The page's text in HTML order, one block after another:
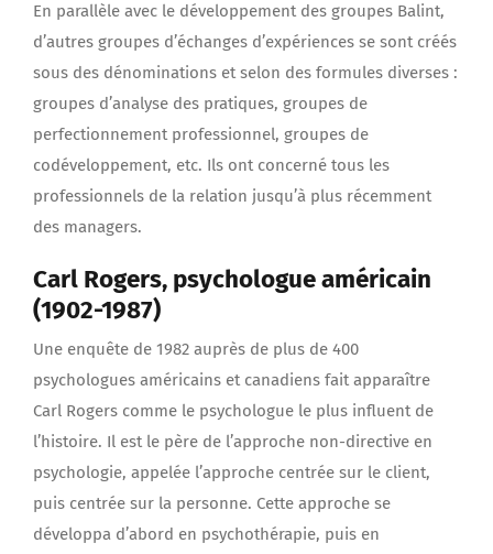
En parallèle avec le développement des groupes Balint,
d’autres groupes d’échanges d’expériences se sont créés
sous des dénominations et selon des formules diverses :
groupes d’analyse des pratiques, groupes de
perfectionnement professionnel, groupes de
codéveloppement, etc. Ils ont concerné tous les
professionnels de la relation jusqu’à plus récemment
des managers.
Carl Rogers, psychologue américain
(1902-1987)
Une enquête de 1982 auprès de plus de 400
psychologues américains et canadiens fait apparaître
Carl Rogers comme le psychologue le plus influent de
l’histoire. Il est le père de l’approche non-directive en
psychologie, appelée l’approche centrée sur le client,
puis centrée sur la personne. Cette approche se
développa d’abord en psychothérapie, puis en